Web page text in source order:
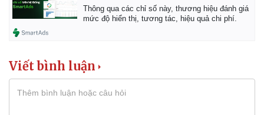
Thông qua các chỉ số này, thương hiệu đánh giá
mức độ hiển thị, tương tác, hiệu quả chi phí.
Viết bình luận